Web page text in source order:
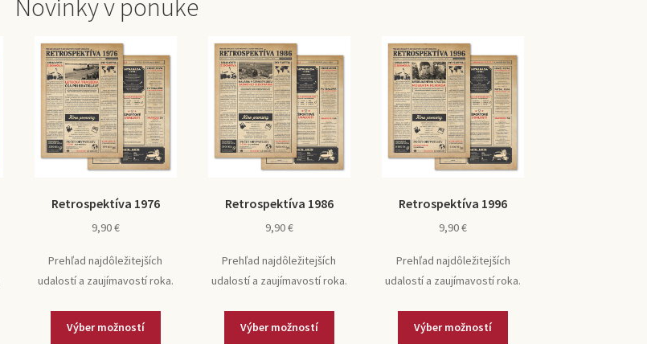
Novinky v ponuke
Retrospektíva 1976
9,90€
Prehľad najdôležitejších
udalostí a zaujímavostí roka.
Výber možností
Retrospektíva 1986
9,90€
Prehľad najdôležitejších
udalostí a zaujímavostí roka.
Výber možností
Retrospektíva 1996
9,90€
Prehľad najdôležitejších
udalostí a zaujímavostí roka.
Výber možností